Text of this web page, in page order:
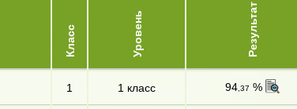
Класс Уровень Результат
1 1 класс 94 ,37 %